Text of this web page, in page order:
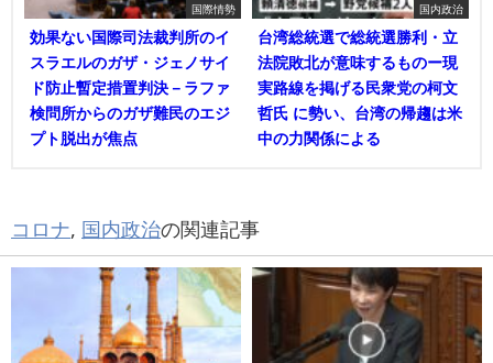
国際情勢
効果ない国際司法裁判所のイ
スラエルのガザ・ジェノサイ
ド防止暫定措置判決－ラファ
検問所からのガザ難民のエジ
プト脱出が焦点
国内政治
台湾総統選で総統選勝利・立
法院敗北が意味するものー現
実路線を掲げる民衆党の柯文
哲氏 に勢い、台湾の帰趨は米
中の力関係による
コロナ, 国内政治の関連記事